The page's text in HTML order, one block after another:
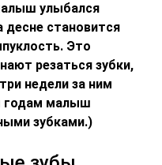
улыбался
десне становится
Это
резаться зубки,
недели за ним
годам малыш
зубками.)